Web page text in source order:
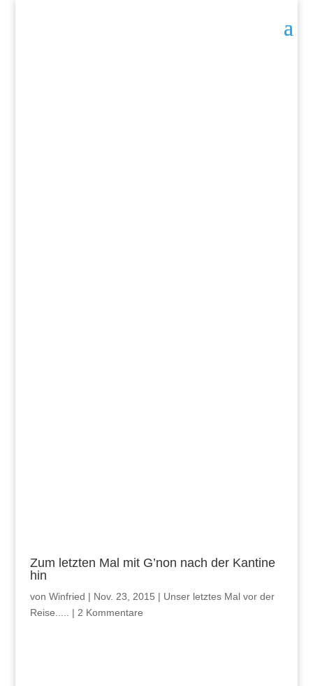
Zum letzten Mal mit G’non nach der Kantine
hin
von Winfried | Nov. 23, 2015 | Unser letztes Mal vor der
Reise.....
| 2 Kommentare